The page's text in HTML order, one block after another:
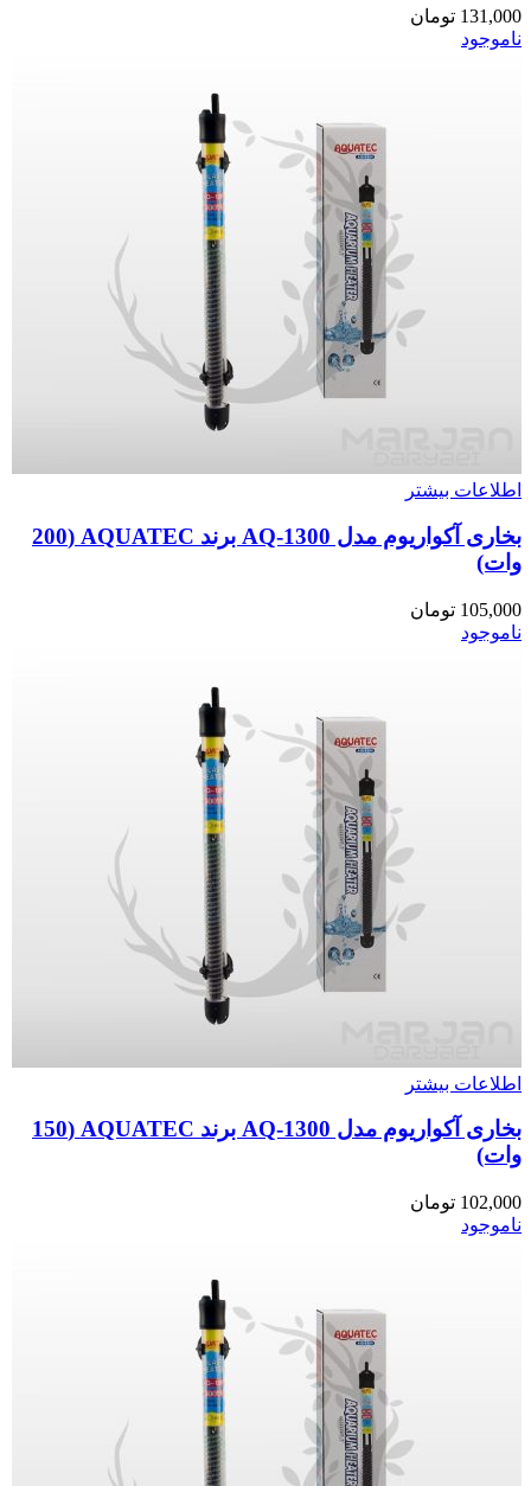
131,000 تومان
ناموجود
اطلاعات بیشتر
بخاری آکواریوم مدل AQ-1300 برند AQUATEC (200
وات)
105,000 تومان
ناموجود
اطلاعات بیشتر
بخاری آکواریوم مدل AQ-1300 برند AQUATEC (150
وات)
102,000 تومان
ناموجود